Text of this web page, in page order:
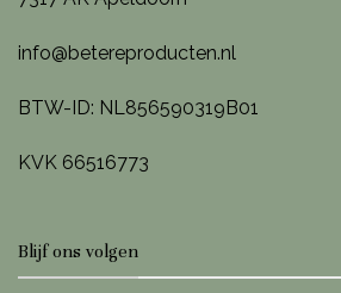
info@betereproducten.nl
BTW-ID: NL856590319B01
KVK 66516773
Blijf ons volgen